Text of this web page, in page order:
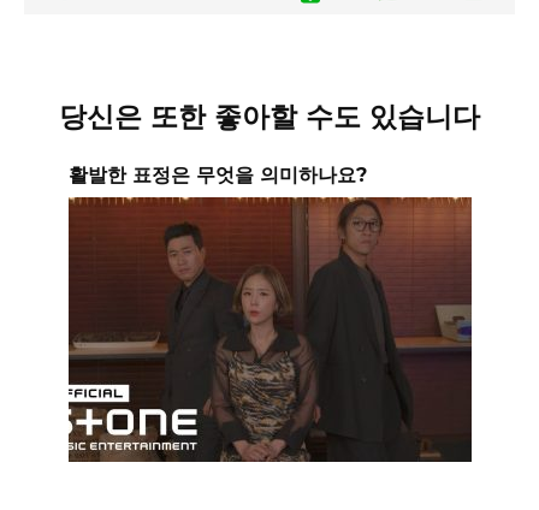
당신은 또한 좋아할 수도 있습니다
활발한 표정은 무엇을 의미하나요?